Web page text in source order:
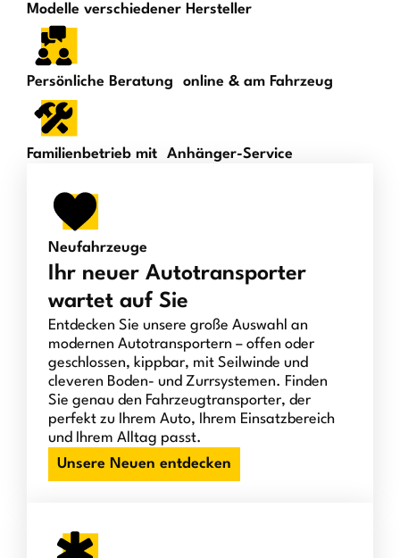
Modelle verschiedener Hersteller
Persönliche Beratung online & am Fahrzeug
Familienbetrieb mit Anhänger-Service
Neufahrzeuge
Ihr neuer Autotransporter
wartet auf Sie
Entdecken Sie unsere große Auswahl an
modernen Autotransportern – offen oder
geschlossen, kippbar, mit Seilwinde und
cleveren Boden- und Zurrsystemen. Finden
Sie genau den Fahrzeugtransporter, der
perfekt zu Ihrem Auto, Ihrem Einsatzbereich
und Ihrem Alltag passt.
Unsere Neuen entdecken